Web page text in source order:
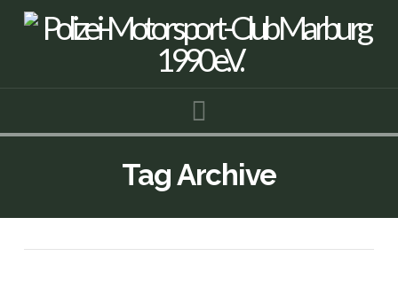
Tag Archive